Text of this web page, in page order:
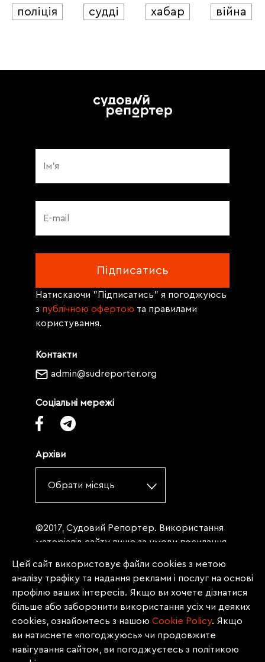
поліція
судді хабар війна
Контакти
admin@sudreporter.org
Соціальні мережі
Архіви
Обрати місяць
Натискаючи "Підписатись" я погоджуюсь
з публічною офертою та правилами
користування.
©2017, Судовий Репортер. Використання
матеріалів сайту лише за умови посилання
«Судовий репортер» не нижче третього
абзацу. Матеріали, щодо яких міститься
заборона на повну републікацію
(передрук, копіювання, відтворення або
інше використання), заборонено
передруковувати без згоди редакції.
Матеріали з позначкою PROMOTED, ЗА
Цей сайт використовує файли cookies з метою
аналізу трафіку та надання реклами і послуг на основі
профілю ваших інтересів. Якщо ви хочете дізнатися
більше або заборонити використання усіх чи деяких
cookies, ознайомтесь з нашою Сookie Policy. Якщо
ви натиснете «погоджуюсь» чи продовжите
навігування сайтом, ви погоджуєтесь з політикою